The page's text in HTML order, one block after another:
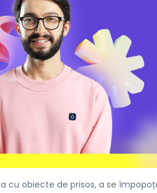
cu obiecte de prisos, a se